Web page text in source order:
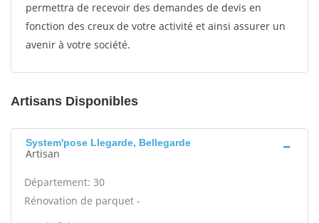
permettra de recevoir des demandes de devis en
fonction des creux de votre activité et ainsi assurer un
avenir à votre société.
Artisans Disponibles
System'pose Llegarde, Bellegarde
Artisan
Département: 30
Rénovation de parquet -